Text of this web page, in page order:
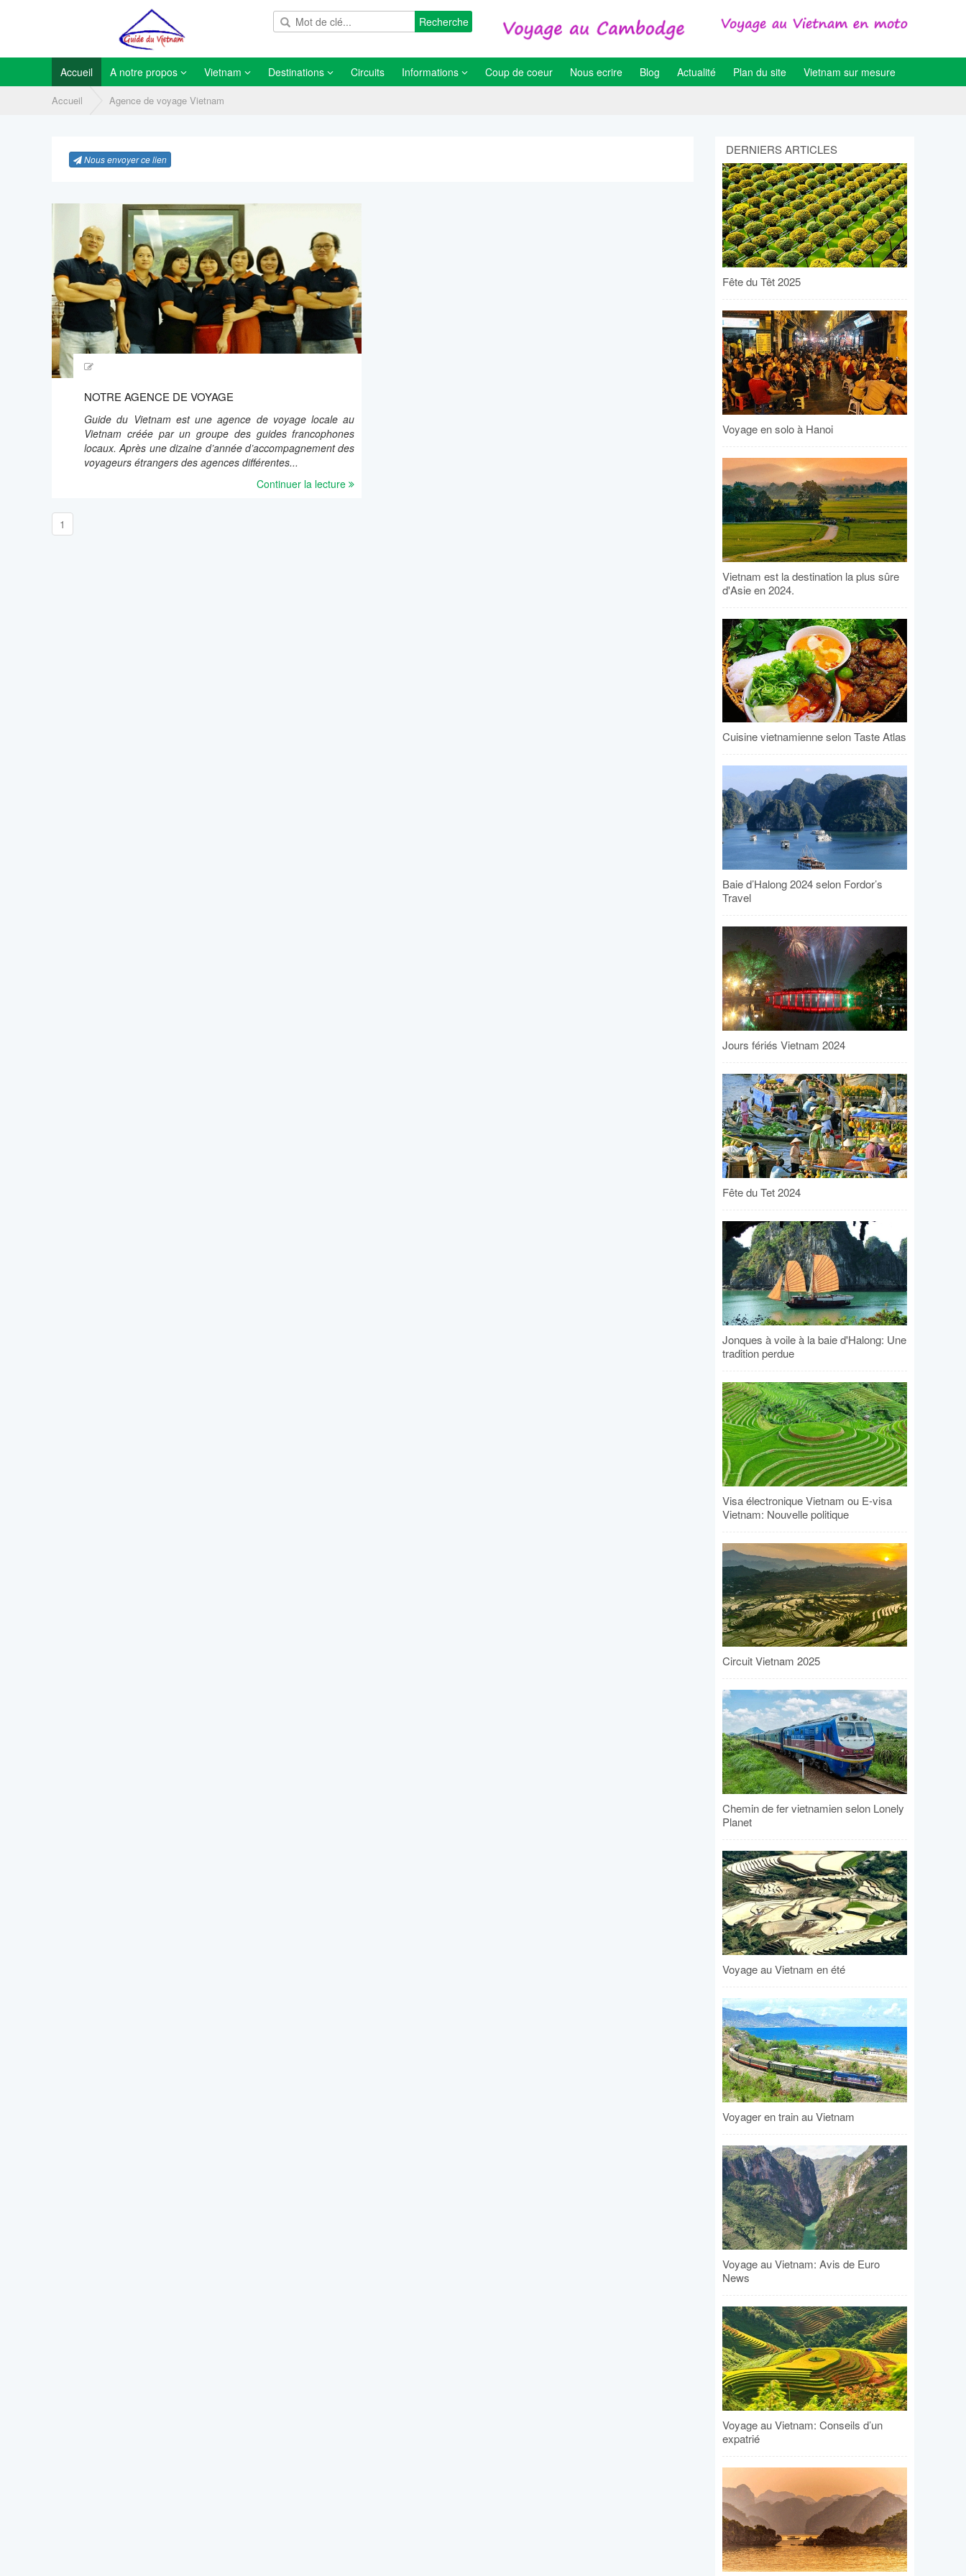
Recherche
Accueil A notre propos Vietnam Destinations Circuits Informations Coup de coeur Nous ecrire Blog Actualité Plan du site Vietnam sur mesure
Accueil Agence de voyage Vietnam
Nous envoyer ce lien
NOTRE AGENCE DE VOYAGE
Guide du Vietnam est une agence de voyage locale au
Vietnam créée par un groupe des guides francophones
locaux. Après une dizaine d’année d’accompagnement des
voyageurs étrangers des agences différentes...
Continuer la lecture
1
DERNIERS ARTICLES
Fête du Têt 2025
Voyage en solo à Hanoi
Vietnam est la destination la plus sûre
d'Asie en 2024.
Cuisine vietnamienne selon Taste Atlas
Baie d’Halong 2024 selon Fordor’s
Travel
Jours fériés Vietnam 2024
Fête du Tet 2024
Jonques à voile à la baie d'Halong: Une
tradition perdue
Visa électronique Vietnam ou E-visa
Vietnam: Nouvelle politique
Circuit Vietnam 2025
Chemin de fer vietnamien selon Lonely
Planet
Voyage au Vietnam en été
Voyager en train au Vietnam
Voyage au Vietnam: Avis de Euro
News
Voyage au Vietnam: Conseils d’un
expatrié